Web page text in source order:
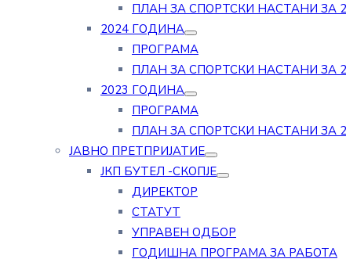
ПЛАН ЗА СПОРТСКИ НАСТАНИ ЗА
2024 ГОДИНА
ПРОГРАМА
ПЛАН ЗА СПОРТСКИ НАСТАНИ ЗА
2023 ГОДИНА
ПРОГРАМА
ПЛАН ЗА СПОРТСКИ НАСТАНИ ЗА
ЈАВНО ПРЕТПРИЈАТИЕ
ЈКП БУТЕЛ -СКОПЈЕ
ДИРЕКТОР
СТАТУТ
УПРАВЕН ОДБОР
ГОДИШНА ПРОГРАМА ЗА РАБОТА